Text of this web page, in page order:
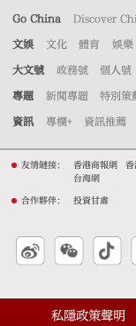
Go China Discover
文娛 文化 體育 娛樂
大文號 政務號 個人號
專題 新聞專題 特別策
資訊 專欄+ 資訊推薦
友情鏈接： 香港商報網 香
台海網
合作夥伴： 投資甘肅
私隱政策聲明